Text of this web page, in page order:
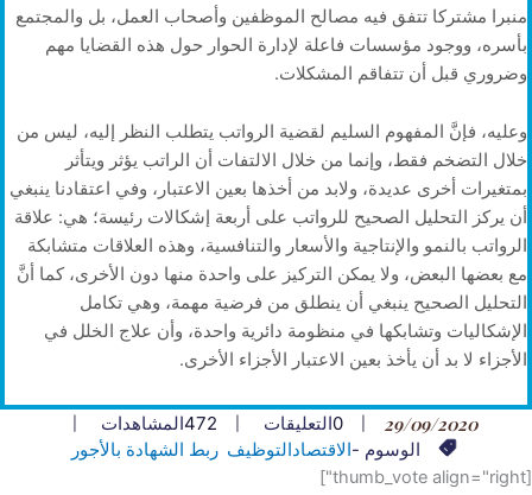
منبرا مشتركا تتفق فيه مصالح الموظفين وأصحاب العمل، بل والمجتمع
بأسره، ووجود مؤسسات فاعلة لإدارة الحوار حول هذه القضايا مهم
وضروري قبل أن تتفاقم المشكلات.
وعليه، فإنَّ المفهوم السليم لقضية الرواتب يتطلب النظر إليه، ليس من
خلال التضخم فقط، وإنما من خلال الالتفات أن الراتب يؤثر ويتأثر
بمتغيرات أخرى عديدة، ولابد من أخذها بعين الاعتبار، وفي اعتقادنا ينبغي
أن يركز التحليل الصحيح للرواتب على أربعة إشكالات رئيسة؛ هي: علاقة
الرواتب بالنمو والإنتاجية والأسعار والتنافسية، وهذه العلاقات متشابكة
مع بعضها البعض، ولا يمكن التركيز على واحدة منها دون الأخرى، كما أنَّ
التحليل الصحيح ينبغي أن ينطلق من فرضية مهمة، وهي تكامل
الإشكاليات وتشابكها في منظومة دائرية واحدة، وأن علاج الخلل في
الأجزاء لا بد أن يأخذ بعين الاعتبار الأجزاء الأخرى.
29/09/2020
0التعليقات 472المشاهدات
الوسوم -الاقتصادالتوظيف ربط الشهادة بالأجور
[thumb_vote align="right"]